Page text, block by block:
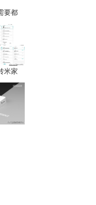
要都
米家